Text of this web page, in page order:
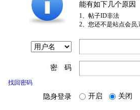
能有如下几个原因
1、帖子ID非法
2、您还不是站点会员
密 码
找回密码
隐身登录 开启 关闭